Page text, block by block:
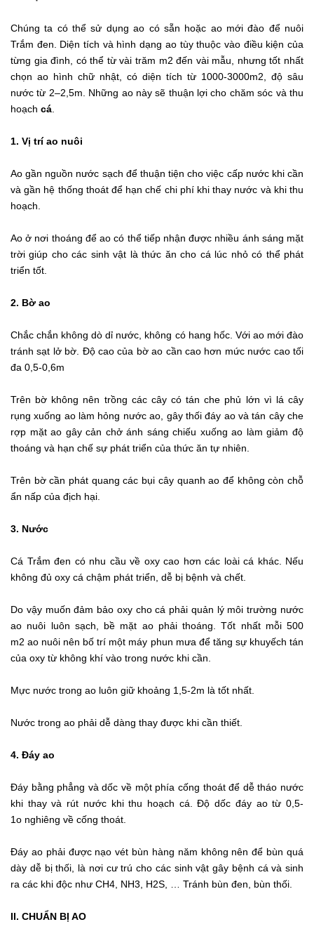
Chúng ta có thể sử dụng ao có sẵn hoặc ao mới đào để nuôi
Trắm đen. Diện tích và hình dạng ao tùy thuộc vào điều kiện của
từng gia đình, có thể từ vài trăm m2 đến vài mẫu, nhưng tốt nhất
chọn ao hình chữ nhật, có diện tích từ 1000-3000m2, độ sâu
nước từ 2–2,5m. Những ao này sẽ thuận lợi cho chăm sóc và thu
hoạch cá
1. Vị trí ao nuôi
Ao gần nguồn nước sạch để thuận tiện cho việc cấp nước khi cần
và gần hệ thống thoát để hạn chế chi phí khi thay nước và khi thu
hoạch.
Ao ở nơi thoáng để ao có thể tiếp nhận được nhiều ánh sáng mặt
trời giúp cho các sinh vật là thức ăn cho cá lúc nhỏ có thể phát
triển tốt.
2. Bờ ao
Chắc chắn không dò dỉ nước, không có hang hốc. Với ao mới đào
tránh sạt lở bờ. Độ cao của bờ ao cần cao hơn mức nước cao tối
đa 0,5-0,6m
Trên bờ không nên trồng các cây có tán che phủ lớn vì lá cây
rụng xuống ao làm hỏng nước ao, gây thối đáy ao và tán cây che
rợp mặt ao gây cản chở ánh sáng chiếu xuống ao làm giảm độ
thoáng và hạn chế sự phát triển của thức ăn tự nhiên.
Trên bờ cần phát quang các bụi cây quanh ao để không còn chỗ
ẩn nấp của địch hại.
3. Nước
Cá Trắm đen có nhu cầu về oxy cao hơn các loài cá khác. Nếu
không đủ oxy cá chậm phát triển, dễ bị bệnh và chết.
Do vậy muốn đảm bảo oxy cho cá phải quản lý môi trường nước
ao nuôi luôn sạch, bề mặt ao phải thoáng. Tốt nhất mỗi 500
m2 ao nuôi nên bố trí một máy phun mưa để tăng sự khuyếch tán
của oxy từ không khí vào trong nước khi cần.
Mực nước trong ao luôn giữ khoảng 1,5-2m là tốt nhất.
Nước trong ao phải dễ dàng thay được khi cần thiết.
4. Đáy ao
Đáy bằng phẳng và dốc về một phía cống thoát để dễ tháo nước
khi thay và rút nước khi thu hoạch cá. Độ dốc đáy ao từ 0,5-
1o nghiêng về cống thoát.
Đáy ao phải được nạo vét bùn hàng năm không nên để bùn quá
dày dễ bị thối, là nơi cư trú cho các sinh vật gây bệnh cá và sinh
ra các khi độc như CH4, NH3, H2S, … Tránh bùn đen, bùn thối.
II. CHUẨN BỊ AO